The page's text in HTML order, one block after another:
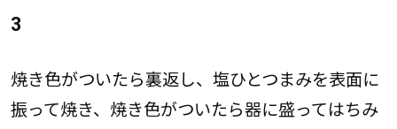
3
焼き色がついたら裏返し、塩ひとつまみを表面に
振って焼き、焼き色がついたら器に盛ってはちみ